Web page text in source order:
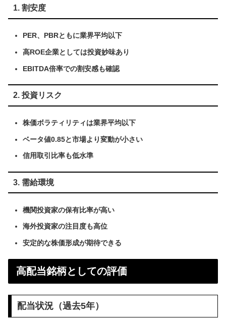
1. 割安度
PER、PBRともに業界平均以下
高ROE企業としては投資妙味あり
EBITDA倍率での割安感も確認
2. 投資リスク
株価ボラティリティは業界平均以下
ベータ値0.85と市場より変動が小さい
信用取引比率も低水準
3. 需給環境
機関投資家の保有比率が高い
海外投資家の注目度も高位
安定的な株価形成が期待できる
高配当銘柄としての評価
配当状況（過去5年）